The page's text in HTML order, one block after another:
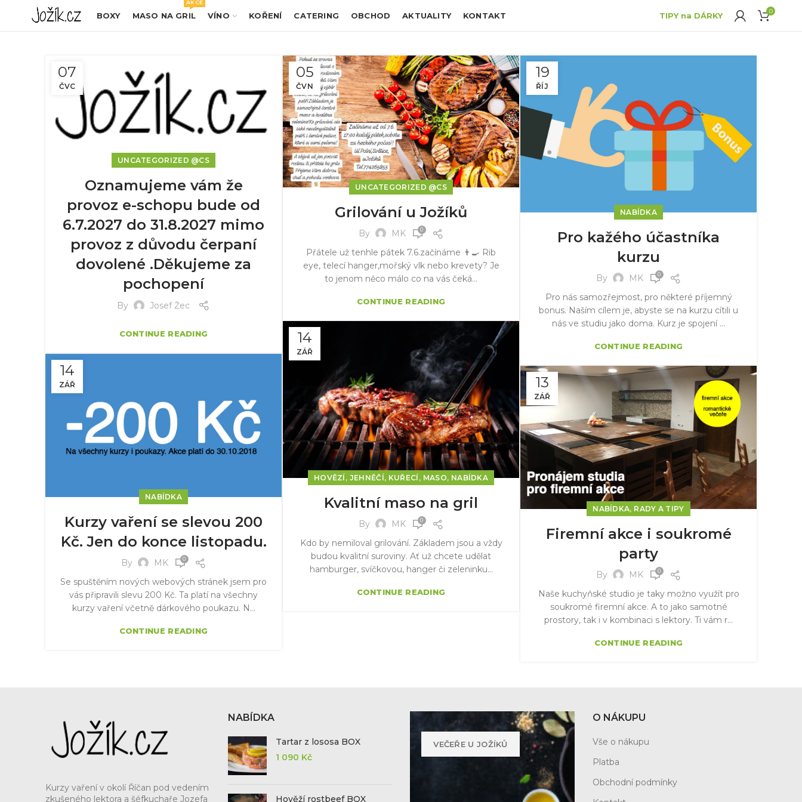
BOXY MASO NA GRIL
AKCE
VÍNO KOŘENÍ CATERING OBCHOD AKTUALITY KONTAKT TIPY na DÁRKY 0
07
ČVC
UNCATEGORIZED @CS
Oznamujeme vám že
provoz e-schopu bude od
6.7.2027 do 31.8.2027 mimo
provoz z důvodu čerpaní
dovolené .Děkujeme za
pochopení
By Josef Žec
CONTINUE READING
05
ČVN
UNCATEGORIZED @CS
Grilování u Jožíků
By MK 0
Přátele už tenhle pátek 7.6.začínáme 👨‍🍳 Rib
eye, telecí hanger,mořský vlk nebo krevety? Je
to jenom něco málo co na vás čeká...
CONTINUE READING
19
ŘÍJ
NABÍDKA
Pro kažého účastníka
kurzu
By MK 0
Pro nás samozřejmost, pro některé příjemný
bonus. Naším cílem je, abyste se na kurzu cítili u
nás ve studiu jako doma. Kurz je spojení ...
CONTINUE READING
14
ZÁŘ
HOVĚZÍ , JEHNĚČÍ, KUŘECÍ , MASO, NABÍDKA
Kvalitní maso na gril
By MK 0
Kdo by nemiloval grilování. Základem jsou a vždy
budou kvalitní suroviny. Ať už chcete udělat
hamburger, svíčkovou, hanger či zeleninku...
CONTINUE READING
14
ZÁŘ
NABÍDKA
Kurzy vaření se slevou 200
Kč. Jen do konce listopadu.
By MK 0
Se spuštěním nových webových stránek jsem pro
vás připravili slevu 200 Kč. Ta platí na všechny
kurzy vaření včetně dárkového poukazu. N...
CONTINUE READING
13
ZÁŘ
NABÍDKA, RADY A TIPY
Firemní akce i soukromé
party
By MK 0
Naše kuchyňské studio je taky možno využít pro
soukromé firemní akce. A to jako samotné
prostory, tak i v kombinaci s lektory. Ti vám r...
CONTINUE READING
Kurzy vaření v okolí Říčan pod vedením
zkušeného lektora a šéfkuchaře Jozefa
NABÍDKA
Tartar z lososa BOX
1 090 Kč
Hověží rostbeef BOX
VEČEŘE U JOŽÍKŮ
O NÁKUPU
Vše o nákupu
Platba
Obchodní podmínky